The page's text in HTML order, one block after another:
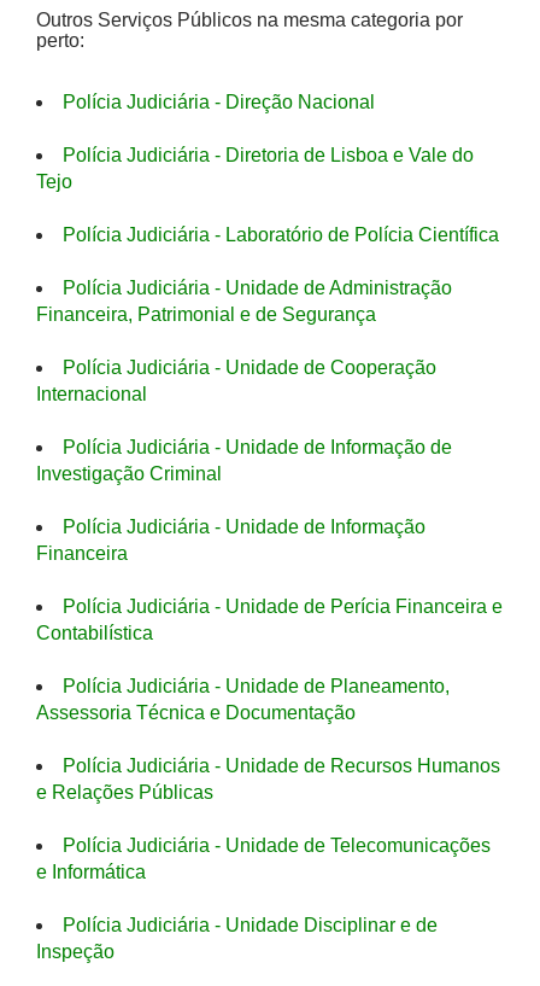
Outros Serviços Públicos na mesma categoria por
perto:
Polícia Judiciária - Direção Nacional
Polícia Judiciária - Diretoria de Lisboa e Vale do
Tejo
Polícia Judiciária - Laboratório de Polícia Científica
Polícia Judiciária - Unidade de Administração
Financeira, Patrimonial e de Segurança
Polícia Judiciária - Unidade de Cooperação
Internacional
Polícia Judiciária - Unidade de Informação de
Investigação Criminal
Polícia Judiciária - Unidade de Informação
Financeira
Polícia Judiciária - Unidade de Perícia Financeira e
Contabilística
Polícia Judiciária - Unidade de Planeamento,
Assessoria Técnica e Documentação
Polícia Judiciária - Unidade de Recursos Humanos
e Relações Públicas
Polícia Judiciária - Unidade de Telecomunicações
e Informática
Polícia Judiciária - Unidade Disciplinar e de
Inspeção